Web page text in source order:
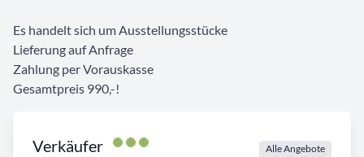
Verkäufer Alle Angebote
Es handelt sich um Ausstellungsstücke
Lieferung auf Anfrage
Zahlung per Vorauskasse
Gesamtpreis 990,-!